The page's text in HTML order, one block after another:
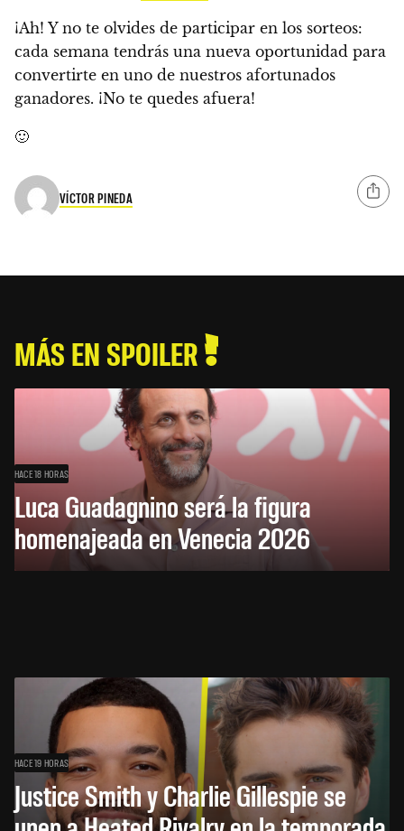
¡Ah! Y no te olvides de participar en los sorteos:
cada semana tendrás una nueva oportunidad para
convertirte en uno de nuestros afortunados
ganadores. ¡No te quedes afuera!
🙂
VÍCTOR PINEDA
MÁS EN SPOILER
HACE 18 HORAS
Luca Guadagnino será la figura
homenajeada en Venecia 2026
HACE 19 HORAS
Justice Smith y Charlie Gillespie se